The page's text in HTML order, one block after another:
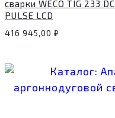
сварки WECO TIG 233 DC
PULSE LCD
416 945,00 ₽